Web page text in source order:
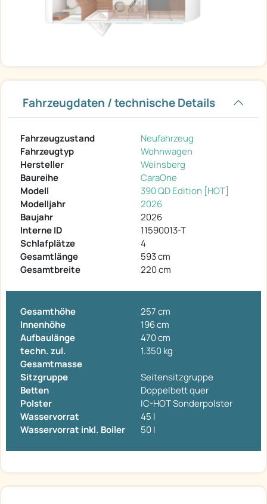
Fahrzeugdaten / technische Details
Fahrzeugzustand
Neufahrzeug
Fahrzeugtyp
Wohnwagen
Hersteller
Weinsberg
Baureihe
CaraOne
Modell
390 QD Edition [HOT]
Modelljahr
2026
Baujahr
2026
Interne ID
11590013-T
Schlafplätze
4
Gesamtlänge
593 cm
Gesamtbreite
220 cm
Gesamthöhe
257 cm
Innenhöhe
196 cm
Aufbaulänge
470 cm
techn. zul.
Gesamtmasse
1.350 kg
Sitzgruppe
Seitensitzgruppe
Betten
Doppelbett quer
Polster
IC-HOT Sonderpolster
Wasservorrat
45 l
Wasservorrat inkl. Boiler
50 l